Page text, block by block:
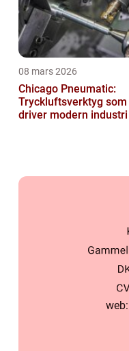
08 mars 2026
Chicago Pneumatic:
Tryckluftsverktyg som
driver modern industri
web: